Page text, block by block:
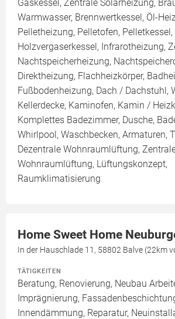
Gaskessel, Zentrale Solarheizung,
Warmwasser, Brennwertkessel, Öl-
Pelletheizung, Pelletofen,
Holzvergaserkessel, Infrarotheizung,
Nachtspeicherheizung,
Direktheizung, Flachheizkörper,
Fußbodenheizung, Dach / Dachstuhl,
Kellerdecke, Kaminofen, Kamin /
Komplettes Badezimmer, Dusche,
Whirlpool, Waschbecken, Armaturen,
Dezentrale Wohnraumlüftung,
Wohnraumlüftung, Lüftungskonzept,
Raumklimatisierung
Home Sweet Home
In der Hauschlade 11, 58802 Balve (22km
TÄTIGKEITEN
Beratung, Renovierung, Neubau
Imprägnierung,
Innendämmung, Reparatur,